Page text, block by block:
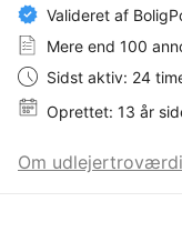
Valideret af
Mere end 100
Sidst aktiv: 24
Oprettet: 13 år
Om